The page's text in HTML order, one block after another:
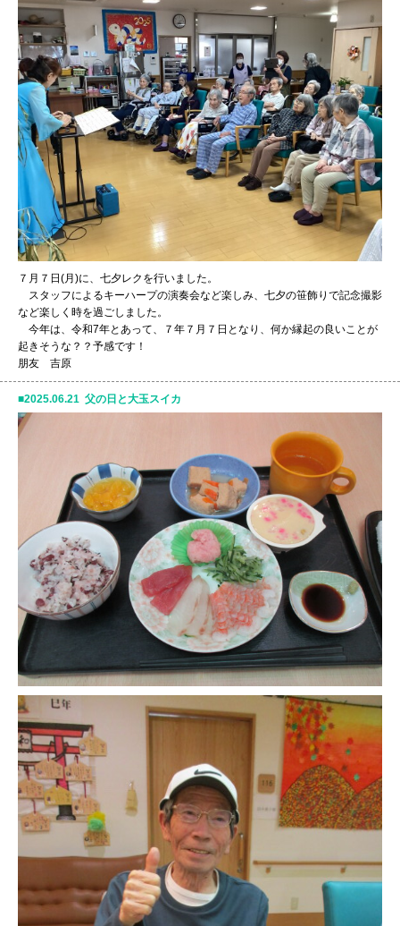
７月７日(月)に、七夕レクを行いました。
スタッフによるキーハープの演奏会など楽しみ、七夕の笹飾りで記念撮影
など楽しく時を過ごしました。
今年は、令和7年とあって、７年７月７日となり、何か縁起の良いことが
起きそうな？？予感です！
朋友 吉原
2025.06.21 父の日と大玉スイカ